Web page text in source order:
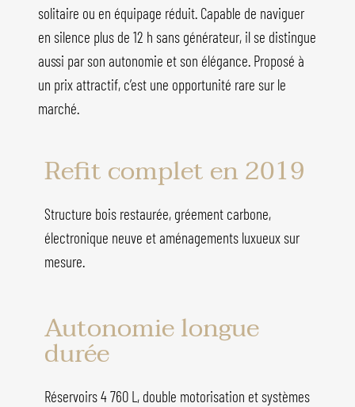
solitaire ou en équipage réduit. Capable de naviguer
en silence plus de 12 h sans générateur, il se distingue
aussi par son autonomie et son élégance. Proposé à
un prix attractif, c’est une opportunité rare sur le
marché.
Refit complet en 2019
Structure bois restaurée, gréement carbone,
électronique neuve et aménagements luxueux sur
mesure.
Autonomie longue
durée
Réservoirs 4 760 L, double motorisation et systèmes